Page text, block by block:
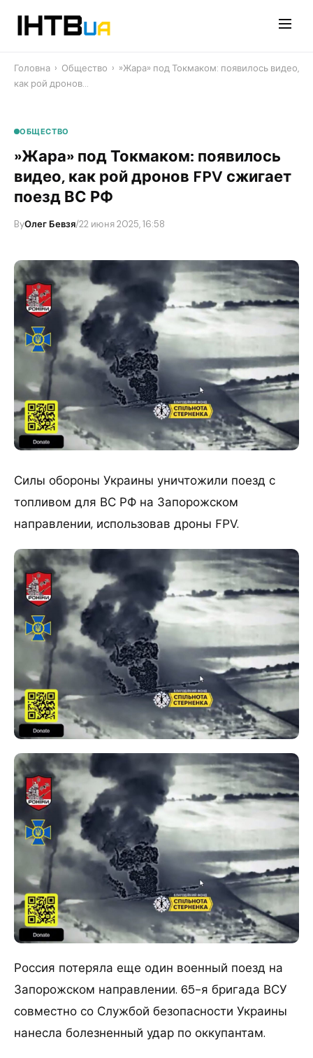
Головна › Общество › ​»Жара» под Токмаком: появилось видео,
как рой дронов…
ОБЩЕСТВО
​»Жара» под Токмаком: появилось
видео, как рой дронов FPV сжигает
поезд ВС РФ
ByОлег Бевзя/22 июня 2025, 16:58
Силы обороны Украины уничтожили поезд с
топливом для ВС РФ на Запорожском
направлении, использовав дроны FPV.
Россия потеряла еще один военный поезд на
Запорожском направлении. 65-я бригада ВСУ
совместно со Службой безопасности Украины
нанесла болезненный удар по оккупантам.